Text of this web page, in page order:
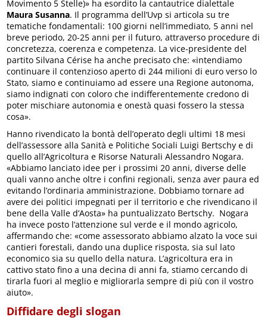
Movimento 5 Stelle)» ha esordito la cantautrice dialettale
Maura Susanna. Il programma dell’Uvp si articola su tre
tematiche fondamentali: 100 giorni nell’immediato, 5 anni nel
breve periodo, 20-25 anni per il futuro, attraverso procedure di
concretezza, coerenza e competenza. La vice-presidente del
partito Silvana Cérise ha anche precisato che: «intendiamo
continuare il contenzioso aperto di 244 milioni di euro verso lo
Stato, siamo e continuiamo ad essere una Regione autonoma,
siamo indignati con coloro che indifferentemente credono di
poter mischiare autonomia e onestà quasi fossero la stessa
cosa».
Hanno rivendicato la bontà dell’operato degli ultimi 18 mesi
dell’assessore alla Sanità e Politiche Sociali Luigi Bertschy e di
quello all’Agricoltura e Risorse Naturali Alessandro Nogara.
«Abbiamo lanciato idee per i prossimi 20 anni, diverse delle
quali vanno anche oltre i confini regionali, senza aver paura ed
evitando l’ordinaria amministrazione. Dobbiamo tornare ad
avere dei politici impegnati per il territorio e che rivendicano il
bene della Valle d’Aosta» ha puntualizzato Bertschy. Nogara
ha invece posto l’attenzione sul verde e il mondo agricolo,
affermando che: «come assessorato abbiamo alzato la voce sui
cantieri forestali, dando una duplice risposta, sia sul lato
economico sia su quello della natura. L’agricoltura era in
cattivo stato fino a una decina di anni fa, stiamo cercando di
tirarla fuori al meglio e migliorarla sempre di più con il vostro
aiuto».
Diffidare degli slogan